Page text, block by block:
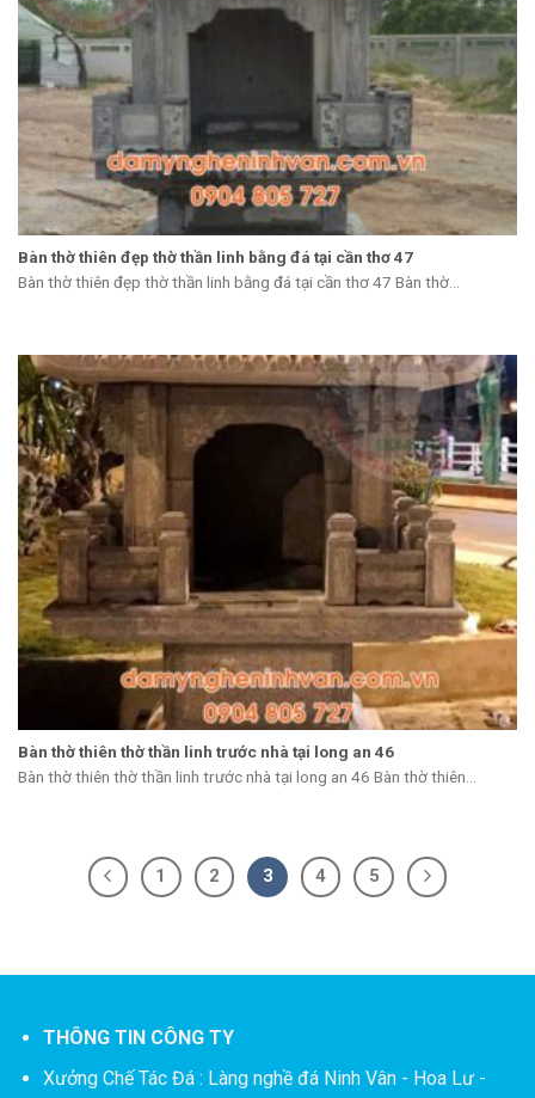
Bàn thờ thiên đẹp thờ thần linh bằng đá tại cần thơ 47
Bàn thờ thiên đẹp thờ thần linh bằng đá tại cần thơ 47 Bàn thờ...
Bàn thờ thiên thờ thần linh trước nhà tại long an 46
Bàn thờ thiên thờ thần linh trước nhà tại long an 46 Bàn thờ thiên...
1 2 3 4 5
THÔNG TIN CÔNG TY
Xưởng Chế Tác Đá : Làng nghề đá Ninh Vân - Hoa Lư -